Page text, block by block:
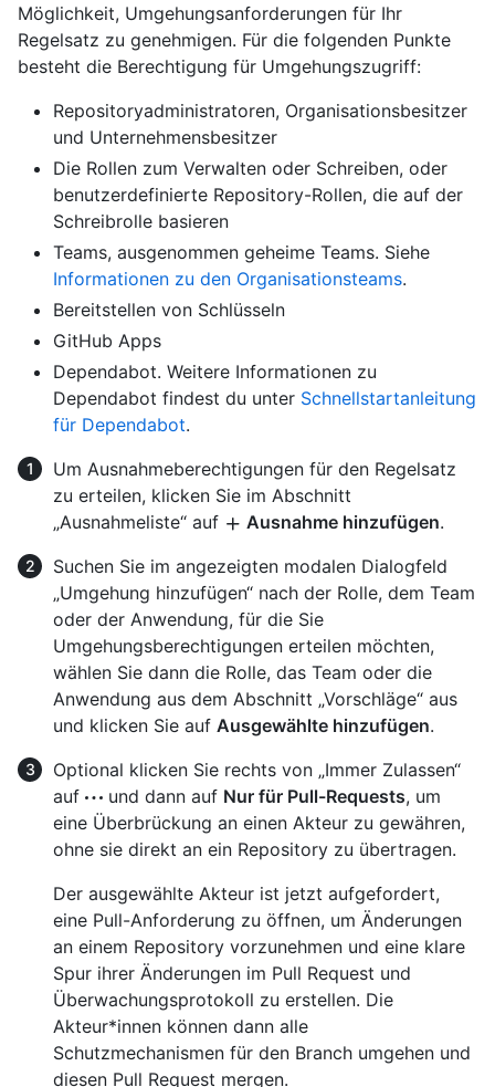
Möglichkeit, Umgehungsanforderungen für Ihr
Regelsatz zu genehmigen. Für die folgenden Punkte
besteht die Berechtigung für Umgehungszugriff:
Repositoryadministratoren, Organisationsbesitzer
und Unternehmensbesitzer
Die Rollen zum Verwalten oder Schreiben, oder
benutzerdefinierte Repository-Rollen, die auf der
Schreibrolle basieren
Teams, ausgenommen geheime Teams. Siehe
Informationen zu den Organisationsteams.
Bereitstellen von Schlüsseln
GitHub Apps
Dependabot. Weitere Informationen zu
Dependabot findest du unter Schnellstartanleitung
für Dependabot.
Um Ausnahmeberechtigungen für den Regelsatz
zu erteilen, klicken Sie im Abschnitt
„Ausnahmeliste“ auf
Ausnahme hinzufügen.
Suchen Sie im angezeigten modalen Dialogfeld
„Umgehung hinzufügen“ nach der Rolle, dem Team
oder der Anwendung, für die Sie
Umgehungsberechtigungen erteilen möchten,
wählen Sie dann die Rolle, das Team oder die
Anwendung aus dem Abschnitt „Vorschläge“ aus
und klicken Sie auf Ausgewählte hinzufügen.
Optional klicken Sie rechts von „Immer Zulassen“
auf
und dann auf Nur für Pull-Requests, um
eine Überbrückung an einen Akteur zu gewähren,
ohne sie direkt an ein Repository zu übertragen.
Der ausgewählte Akteur ist jetzt aufgefordert,
eine Pull-Anforderung zu öffnen, um Änderungen
an einem Repository vorzunehmen und eine klare
Spur ihrer Änderungen im Pull Request und
Überwachungsprotokoll zu erstellen. Die
Akteur*innen können dann alle
Schutzmechanismen für den Branch umgehen und
diesen Pull Request mergen.